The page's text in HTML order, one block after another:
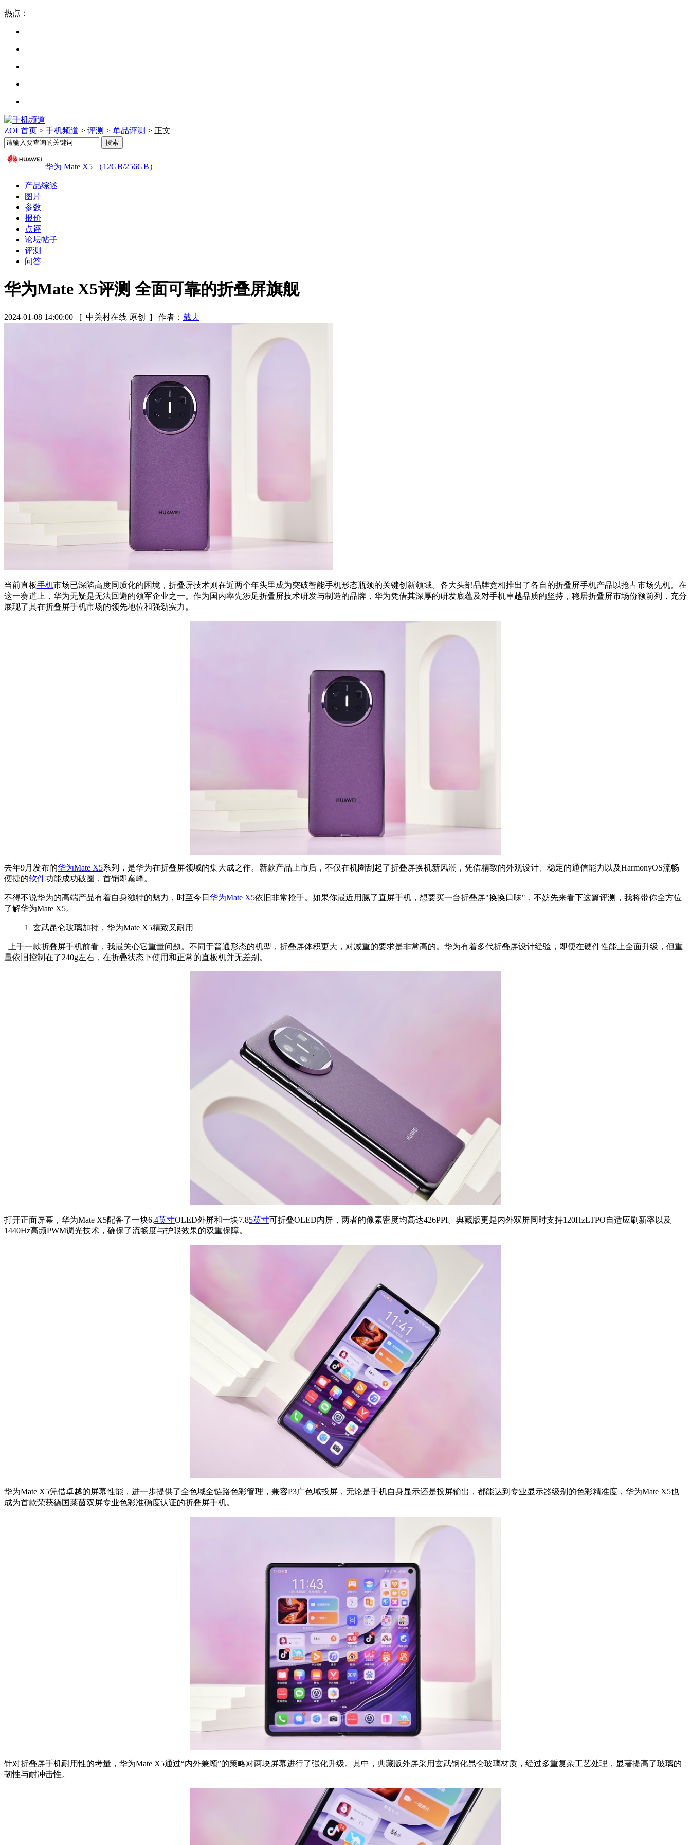
热点：
ZOL首页 > 手机频道 > 评测 > 单品评测 > 正文
华为 Mate X5 （12GB/256GB）
产品综述
图片
参数
报价
点评
论坛帖子
评测
问答
华为Mate X5评测 全面可靠的折叠屏旗舰
2024-01-08 14:00:00 [ 中关村在线 原创 ] 作者： 戴夫
当前直板手机市场已深陷高度同质化的困境，折叠屏技术则在近两个年头里成为突破智能手机形态瓶颈的关键创新领域。各大头部品牌竞相推出了各自的折叠屏手机产品以抢占市场先机。在
这一赛道上，华为无疑是无法回避的领军企业之一。作为国内率先涉足折叠屏技术研发与制造的品牌，华为凭借其深厚的研发底蕴及对手机卓越品质的坚持，稳居折叠屏市场份额前列，充分
展现了其在折叠屏手机市场的领先地位和强劲实力。
去年9月发布的华为Mate X5系列，是华为在折叠屏领域的集大成之作。新款产品上市后，不仅在机圈刮起了折叠屏换机新风潮，凭借精致的外观设计、稳定的通信能力以及HarmonyOS流畅
便捷的软件功能成功破圈，首销即巅峰。
不得不说华为的高端产品有着自身独特的魅力，时至今日 华为Mate X5依旧非常抢手。如果你最近用腻了直屏手机，想要买一台折叠屏"换换口味"，不妨先来看下这篇评测，我将带你全方位
了解华为Mate X5。
1 玄武昆仑玻璃加持，华为Mate X5精致又耐用
上手一款折叠屏手机前看，我最关心它重量问题。不同于普通形态的机型，折叠屏体积更大，对减重的要求是非常高的。华为有着多代折叠屏设计经验，即便在硬件性能上全面升级，但重
量依旧控制在了240g左右，在折叠状态下使用和正常的直板机并无差别。
打开正面屏幕，华为Mate X5配备了一块6.4英寸OLED外屏和一块7.85英寸可折叠OLED内屏，两者的像素密度均高达426PPI。典藏版更是内外双屏同时支持120HzLTPO自适应刷新率以及
1440Hz高频PWM调光技术，确保了流畅度与护眼效果的双重保障。
华为Mate X5凭借卓越的屏幕性能，进一步提供了全色域全链路色彩管理，兼容P3广色域投屏，无论是手机自身显示还是投屏输出，都能达到专业显示器级别的色彩精准度，华为Mate X5也
成为首款荣获德国莱茵双屏专业色彩准确度认证的折叠屏手机。
针对折叠屏手机耐用性的考量，华为Mate X5通过“内外兼顾”的策略对两块屏幕进行了强化升级。其中，典藏版外屏采用玄武钢化昆仑玻璃材质，经过多重复杂工艺处理，显著提高了玻璃的
韧性与耐冲击性。